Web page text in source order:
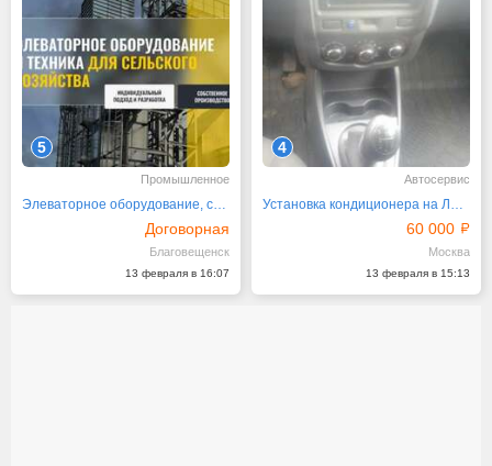
5
Промышленное
Элеваторное оборудование, сельхоз техника
Договорная
Благовещенск
13 февраля в 16:07
4
Автосервис
Установка кондиционера на Лада Ларгус
60 000
Москва
13 февраля в 15:13